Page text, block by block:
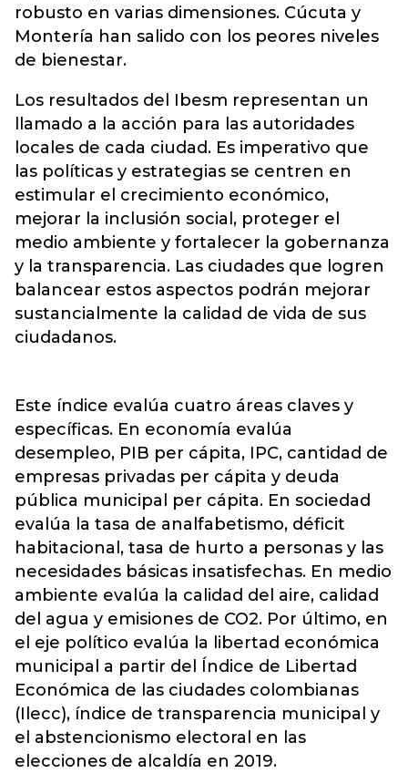
robusto en varias dimensiones. Cúcuta y
Montería han salido con los peores niveles
de bienestar.
Los resultados del Ibesm representan un
llamado a la acción para las autoridades
locales de cada ciudad. Es imperativo que
las políticas y estrategias se centren en
estimular el crecimiento económico,
mejorar la inclusión social, proteger el
medio ambiente y fortalecer la gobernanza
y la transparencia. Las ciudades que logren
balancear estos aspectos podrán mejorar
sustancialmente la calidad de vida de sus
ciudadanos.
Este índice evalúa cuatro áreas claves y
específicas. En economía evalúa
desempleo, PIB per cápita, IPC, cantidad de
empresas privadas per cápita y deuda
pública municipal per cápita. En sociedad
evalúa la tasa de analfabetismo, déficit
habitacional, tasa de hurto a personas y las
necesidades básicas insatisfechas. En medio
ambiente evalúa la calidad del aire, calidad
del agua y emisiones de CO2. Por último, en
el eje político evalúa la libertad económica
municipal a partir del Índice de Libertad
Económica de las ciudades colombianas
(Ilecc), índice de transparencia municipal y
el abstencionismo electoral en las
elecciones de alcaldía en 2019.